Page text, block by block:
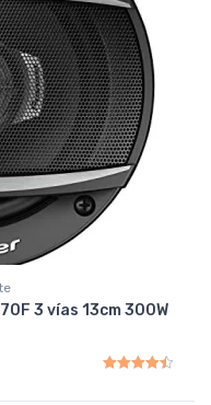
3 vías 13cm 300W